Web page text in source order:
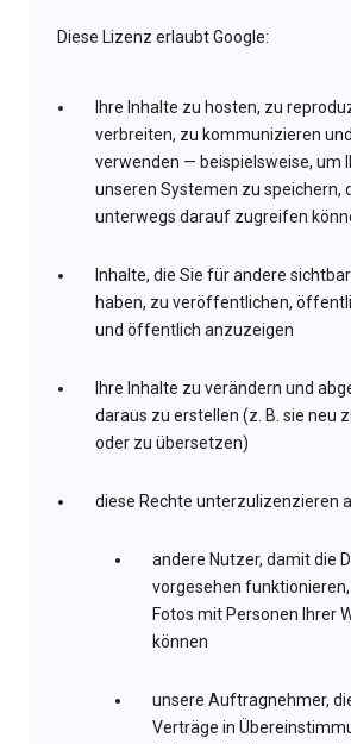
Diese Lizenz erlaubt Google:
Ihre Inhalte zu hosten, zu
verbreiten, zu kommunizieren
verwenden — beispielsweise, um
unseren Systemen zu speichern,
unterwegs darauf zugreifen
Inhalte, die Sie für andere
haben, zu veröffentlichen,
und öffentlich anzuzeigen
Ihre Inhalte zu verändern und
daraus zu erstellen (z. B. sie neu
oder zu übersetzen)
diese Rechte unterzulizenzieren
andere Nutzer, damit die
vorgesehen funktionieren,
Fotos mit Personen Ihrer
können
unsere Auftragnehmer,
Verträge in